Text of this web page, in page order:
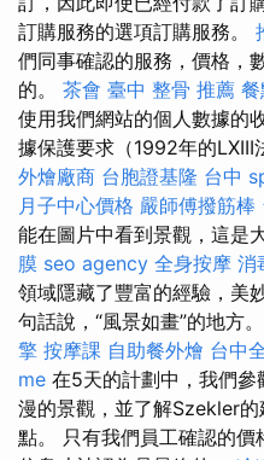
訂購服務的選項訂購服務。
們同事確認的服務，價格，
的。 茶會 臺中 整骨 推薦
使用我們網站的個人數據的
據保護要求（1992年的LXIII
外燴廠商 台胞證基隆 台中
月子中心價格 嚴師傅撥筋棒
能在圖片中看到景觀，這是
膜 seo agency 全身按摩 消
領域隱藏了豐富的經驗，美
句話說，“風景如畫”的地方。
擎 按摩課 自助餐外燴 台中
me 在5天的計劃中，我們
漫的景觀，並了解Szekler
點。 只有我們員工確認的